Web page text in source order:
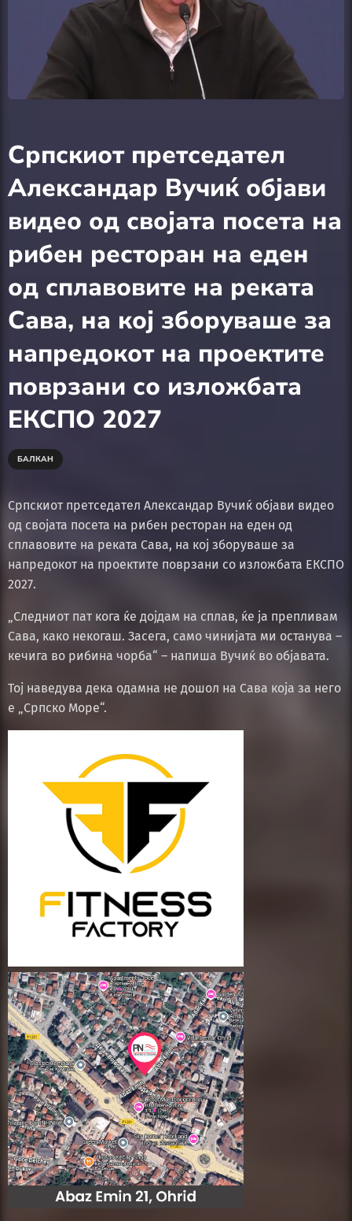
Српскиот претседател
Александар Вучиќ објави
видео од својата посета на
рибен ресторан на еден
од сплавовите на реката
Сава, на кој зборуваше за
напредокот на проектите
поврзани со изложбата
ЕКСПО 2027
БАЛКАН
Српскиот претседател Александар Вучиќ објави видео
од својата посета на рибен ресторан на еден од
сплавовите на реката Сава, на кој зборуваше за
напредокот на проектите поврзани со изложбата ЕКСПО
2027.
„Следниот пат кога ќе дојдам на сплав, ќе ја препливам
Сава, како некогаш. Засега, само чинијата ми останува –
кечига во рибина чорба“ – напиша Вучиќ во објавата.
Тој наведува дека одамна не дошол на Сава која за него
е „Српско Море“.